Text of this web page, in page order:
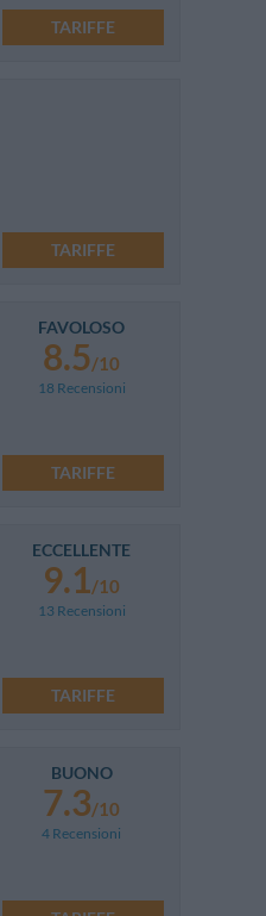
TARIFFE
TARIFFE
FAVOLOSO
8.5/10
18 Recensioni
TARIFFE
ECCELLENTE
9.1/10
13 Recensioni
TARIFFE
BUONO
7.3/10
4 Recensioni